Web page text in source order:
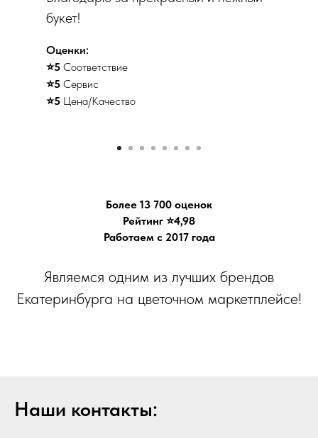
букет!
Оценки:
⭐️5 Соответствие
⭐️5 Сервис
⭐️5 Цена/Качество
Более 13 700 оценок
Рейтинг ⭐️4,98
Работаем с 2017 года
Являемся одним из лучших брендов
Екатеринбурга на цветочном маркетплейсе!
Наши контакты: